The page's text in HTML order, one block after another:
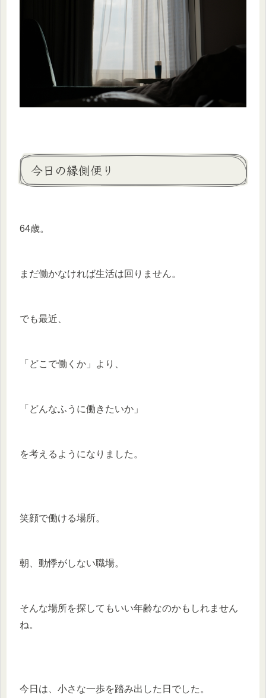
今日の縁側便り
64歳。
まだ働かなければ生活は回りません。
でも最近、
「どこで働くか」より、
「どんなふうに働きたいか」
を考えるようになりました。
笑顔で働ける場所。
朝、動悸がしない職場。
そんな場所を探してもいい年齢なのかもしれません
ね。
今日は、小さな一歩を踏み出した日でした。